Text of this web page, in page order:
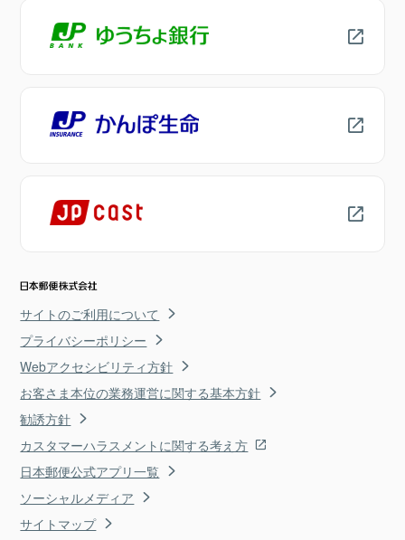
サイトのご利用について
プライバシーポリシー
Webアクセシビリティ方針
お客さま本位の業務運営に関する基本方針
勧誘方針
カスタマーハラスメントに関する考え方
日本郵便公式アプリ一覧
ソーシャルメディア
サイトマップ